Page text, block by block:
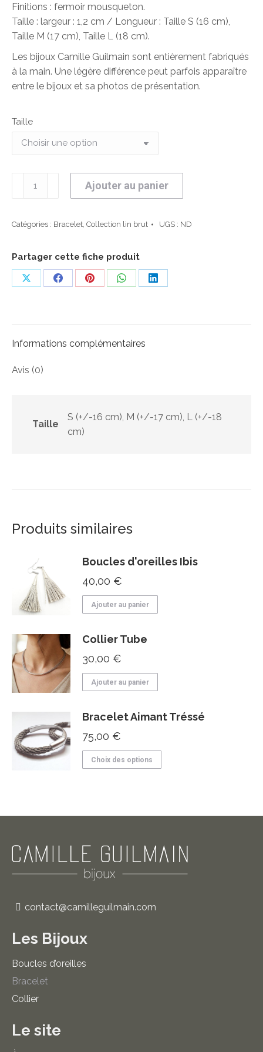
Finitions : fermoir mousqueton.
Taille : largeur : 1,2 cm / Longueur : Taille S (16 cm),
Taille M (17 cm), Taille L (18 cm).
Les bijoux Camille Guilmain sont entièrement fabriqués
à la main. Une légère différence peut parfois apparaître
entre le bijoux et sa photos de présentation.
Taille
Eden
Ajouter au panier
Catégories : Bracelet Collection lin brut UGS : ND
Partager cette fiche produit
PartagerPartagerPartagerPartagerPartager
Informations complémentaires
Avis (0)
Taille
S (+/-16 cm), M (+/-17 cm), L (+/-18
cm)
Produits similaires
Boucles d'oreilles Ibis
40,00 €
Ajouter au panier
Collier Tube
30,00 €
Ajouter au panier
Bracelet Aimant Tréssé
75,00 €
Choix des options
produit
variations.
options
peuvent
être
contact@camilleguilmain.com
Les Bijoux
Boucles d’oreilles
Bracelet
Collier
Le site